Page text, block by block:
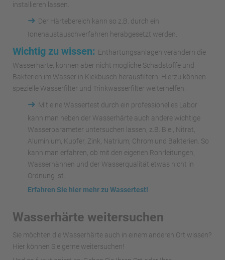
installieren lassen.
➜ Der Härtebereich kann so z.B. durch ein
Ionenaustauschverfahren herabgesetzt werden.
Wichtig zu wissen: Enthärtungsanlagen verändern die
Wasserhärte, können aber nicht mögliche Schadstoffe und
Bakterien im Wasser in Kiekbusch herausfiltern. Hierzu können
spezielle Wasserfilter und Trinkwasserfilter weiterhelfen.
➜ Mit eine Wassertest durch ein professionelles Labor
kann man neben der Wasserhärte auch andere wichtige
Wasserparameter untersuchen lassen, z.B. Blei, Nitrat,
Aluminium, Kupfer, Zink, Natrium, Chrom und Bakterien. So
kann man erfahren, ob mit den eigenen Rohrleitungen,
Wasserhähnen und der Wasserqualität etwas nicht in
Ordnung ist.
Erfahren Sie hier mehr zu Wassertest!
Wasserhärte weitersuchen
Sie möchten die Wasserhärte auch in einem anderen Ort wissen?
Hier können Sie gerne weitersuchen!